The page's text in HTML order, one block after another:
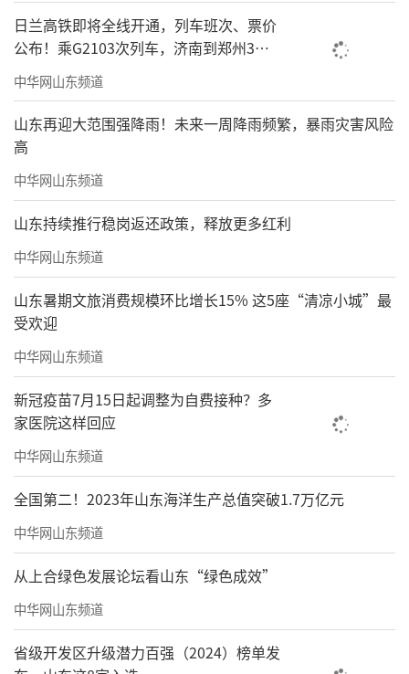
日兰高铁即将全线开通，列车班次、票价
公布！乘G2103次列车，济南到郑州3小
时到达
中华网山东频道
山东再迎大范围强降雨！未来一周降雨频繁，暴雨灾害风险
高
中华网山东频道
山东持续推行稳岗返还政策，释放更多红利
中华网山东频道
山东暑期文旅消费规模环比增长15% 这5座“清凉小城”最
受欢迎
中华网山东频道
新冠疫苗7月15日起调整为自费接种？多
家医院这样回应
中华网山东频道
全国第二！2023年山东海洋生产总值突破1.7万亿元
中华网山东频道
从上合绿色发展论坛看山东“绿色成效”
中华网山东频道
省级开发区升级潜力百强（2024）榜单发